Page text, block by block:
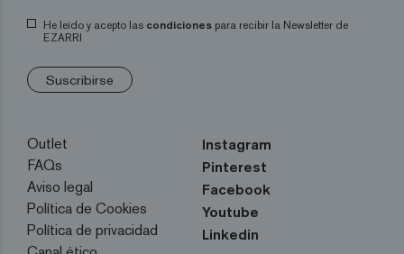
He leído y acepto las condiciones para recibir la Newsletter de
EZARRI
Suscribirse
Outlet
FAQs
Aviso legal
Política de Cookies
Política de privacidad
Instagram
Pinterest
Facebook
Youtube
Linkedin